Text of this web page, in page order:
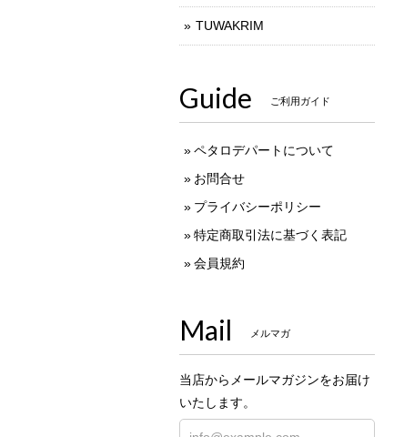
TUWAKRIM
Guide ご利用ガイド
ペタロデパートについて
お問合せ
プライバシーポリシー
特定商取引法に基づく表記
会員規約
Mail メルマガ
当店からメールマガジンをお届け
いたします。